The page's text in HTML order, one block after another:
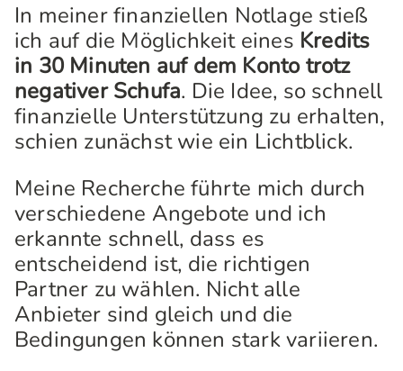
In meiner finanziellen Notlage stieß
ich auf die Möglichkeit eines Kredits
in 30 Minuten auf dem Konto trotz
negativer Schufa. Die Idee, so schnell
finanzielle Unterstützung zu erhalten,
schien zunächst wie ein Lichtblick.
Meine Recherche führte mich durch
verschiedene Angebote und ich
erkannte schnell, dass es
entscheidend ist, die richtigen
Partner zu wählen. Nicht alle
Anbieter sind gleich und die
Bedingungen können stark variieren.